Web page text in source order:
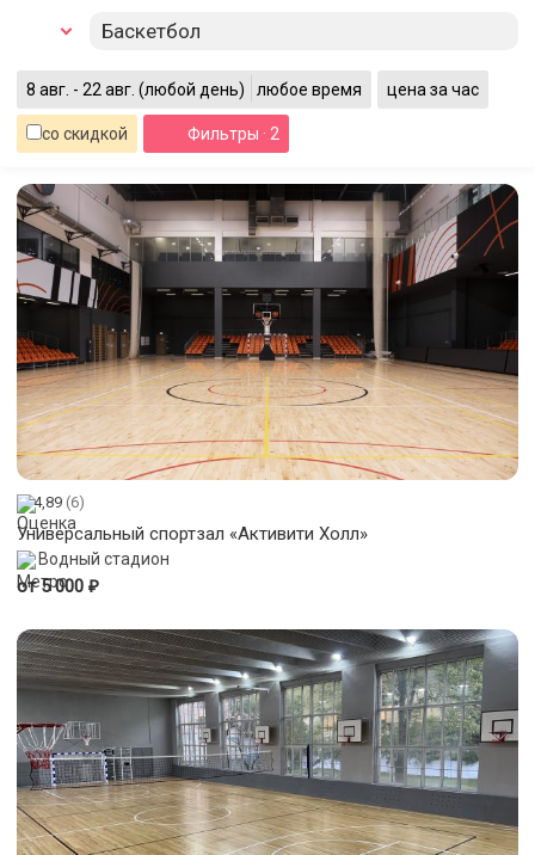
Баскетбол
8 авг. - 22 авг. (любой день) любое время цена за час
со скидкой Фильтры · 2
4,89 (6)
Универсальный спортзал «Активити Холл»
Водный стадион
от 5 000 ₽